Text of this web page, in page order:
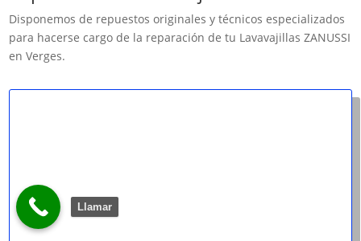
Disponemos de repuestos originales y técnicos especializados
para hacerse cargo de la reparación de tu Lavavajillas ZANUSSI
en Verges.
Llamar